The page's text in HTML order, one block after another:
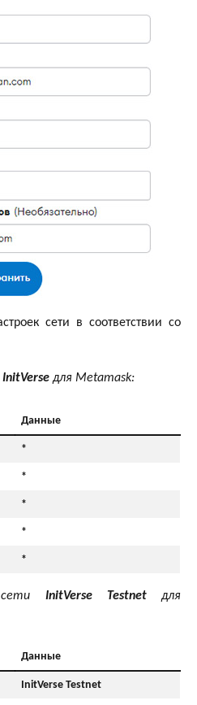
сети в соответствии со
InitVerse для Metamask:
Данные
*
*
*
*
*
сети InitVerse Testnetдля
Данные
InitVerse Testnet